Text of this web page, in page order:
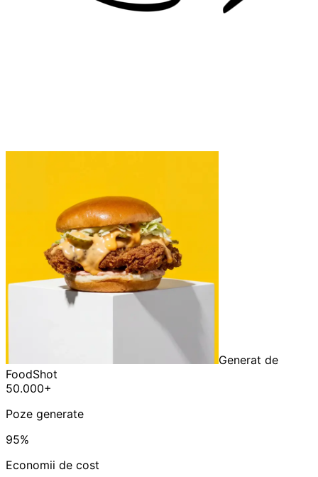
Generat de
FoodShot
50.000+
Poze generate
95%
Economii de cost